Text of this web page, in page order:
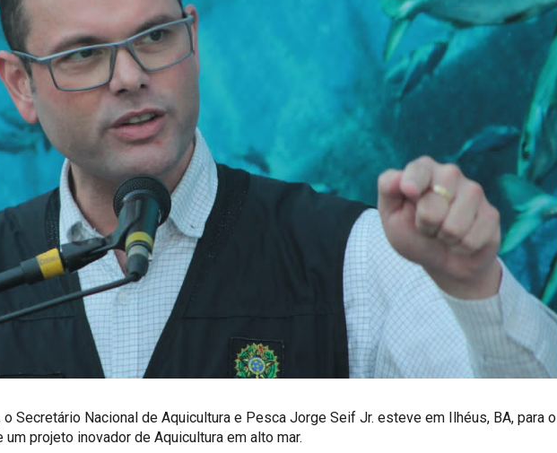
Secretário Nacional de Aquicultura e Pesca Jorge Seif Jr. esteve em Ilhéus, BA, para o
projeto inovador de Aquicultura em alto mar.